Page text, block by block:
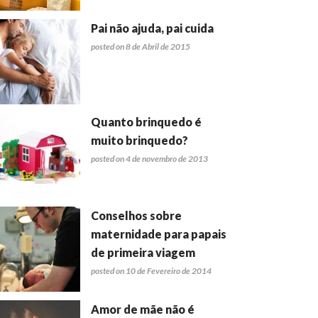
Pai não ajuda, pai cuida
posted on 8 de Abril de 2015
Quanto brinquedo é
muito brinquedo?
posted on 4 de novembro de 2013
Conselhos sobre
maternidade para papais
de primeira viagem
posted on 10 de Fevereiro de 2014
Amor de mãe não é